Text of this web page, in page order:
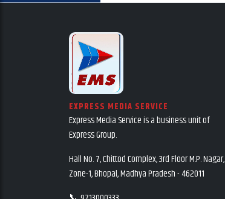
EXPRESS MEDIA SERVICE
Express Media Service is a business unit of
Express Group.
Hall No. 7, Chittod Complex, 3rd Floor M.P. Nagar,
Zone-1, Bhopal, Madhya Pradesh - 462011